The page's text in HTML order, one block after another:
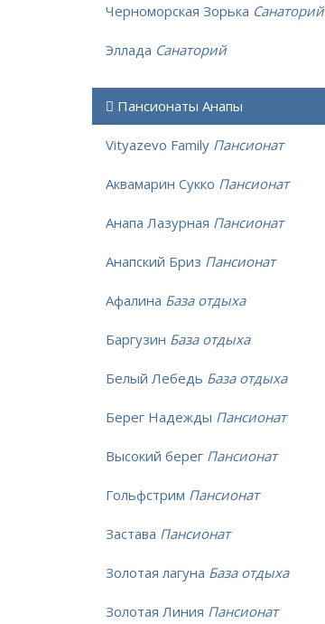
Черноморская Зорька Санаторий
Эллада Санаторий
Пансионаты Анапы
Vityazevo Family Пансионат
Аквамарин Сукко Пансионат
Анапа Лазурная Пансионат
Анапский Бриз Пансионат
Афалина База отдыха
Баргузин База отдыха
Белый Лебедь База отдыха
Берег Надежды Пансионат
Высокий берег Пансионат
Гольфстрим Пансионат
Застава Пансионат
Золотая лагуна База отдыха
Золотая Линия Пансионат